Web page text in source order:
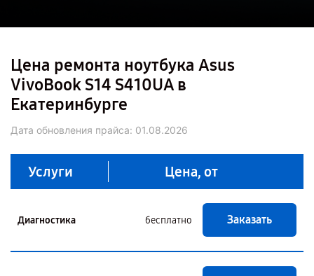
Цена ремонта ноутбука Asus
VivoBook S14 S410UA в
Екатеринбурге
Дата обновления прайса: 01.08.2026
Услуги Цена, от
Диагностика бесплатно Заказать